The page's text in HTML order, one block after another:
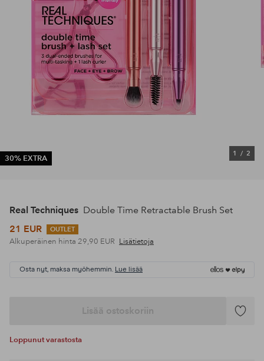
30% EXTRA
1 / 2
Real Techniques Double Time Retractable Brush Set
21 EUR
OUTLET
Alkuperäinen hinta 29,90 EUR Lisätietoja
Osta nyt, maksa myöhemmin. Lue lisää
Lisää ostoskoriin
Lisää
Loppunut varastosta